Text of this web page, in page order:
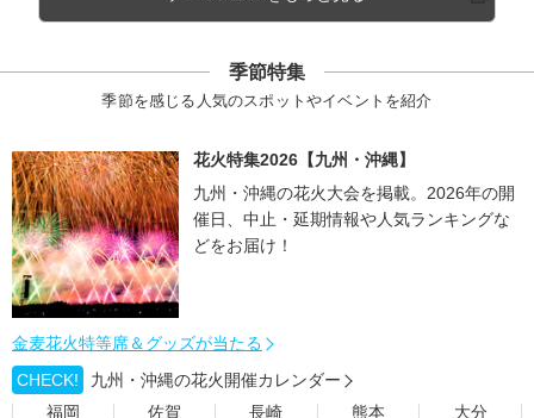
季節特集
季節を感じる人気のスポットやイベントを紹介
花火特集2026【九州・沖縄】
九州・沖縄の花火大会を掲載。2026年の開
催日、中止・延期情報や人気ランキングな
どをお届け！
金麦花火特等席＆グッズが当たる
CHECK!
九州・沖縄の花火開催カレンダー
福岡
佐賀 長崎 熊本
大分